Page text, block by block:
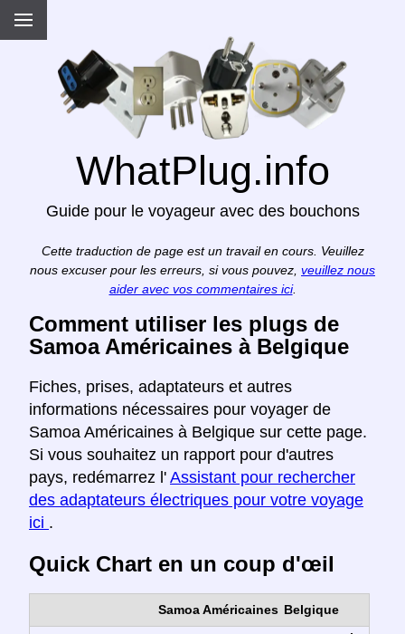
WhatPlug.info
Guide pour le voyageur avec des bouchons
Cette traduction de page est un travail en cours. Veuillez
nous excuser pour les erreurs, si vous pouvez, veuillez nous
aider avec vos commentaires ici.
Comment utiliser les plugs de
Samoa Américaines à Belgique
Fiches, prises, adaptateurs et autres
informations nécessaires pour voyager de
Samoa Américaines à Belgique sur cette page.
Si vous souhaitez un rapport pour d'autres
pays, redémarrez l' Assistant pour rechercher
des adaptateurs électriques pour votre voyage
ici .
Quick Chart en un coup d'œil
Samoa Américaines Belgique